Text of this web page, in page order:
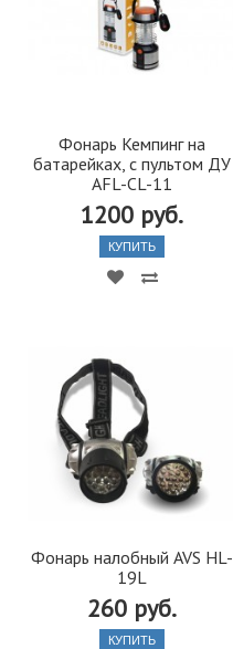
Фонарь Кемпинг на
батарейках, с пультом ДУ
AFL-CL-11
1200 руб.
КУПИТЬ
Фонарь налобный AVS HL-
19L
260 руб.
КУПИТЬ